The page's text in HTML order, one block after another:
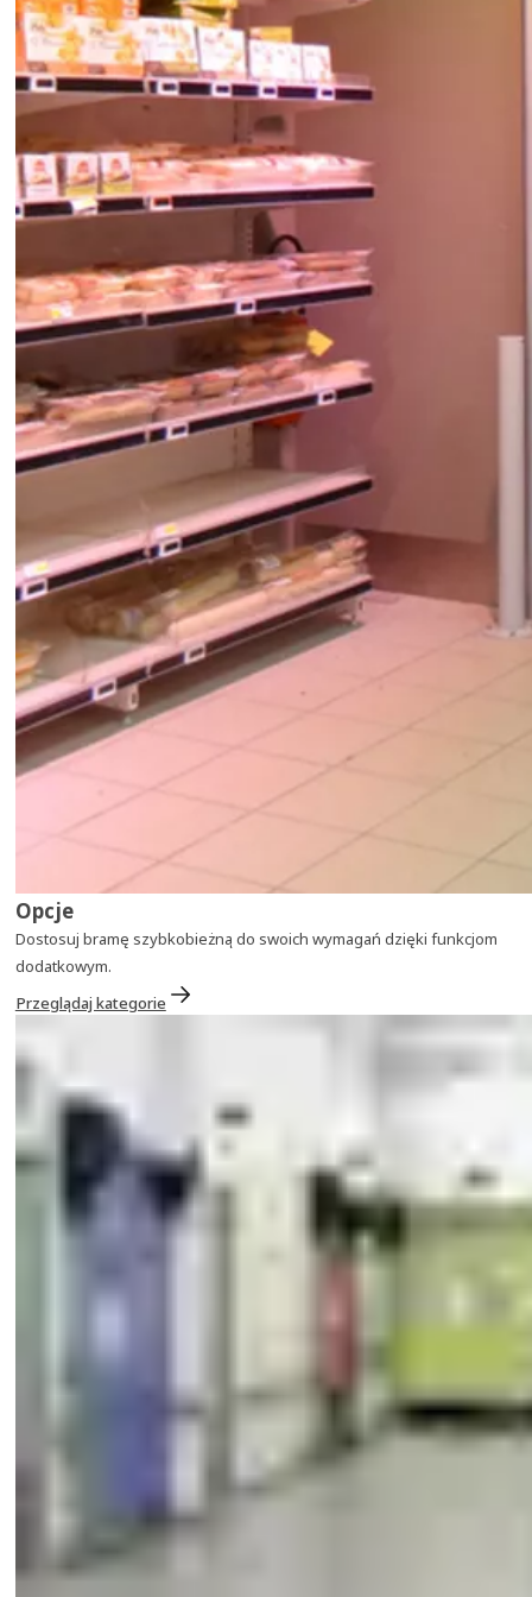
Opcje
Dostosuj bramę szybkobieżną do swoich wymagań dzięki funkcjom
dodatkowym.
Przeglądaj kategorie